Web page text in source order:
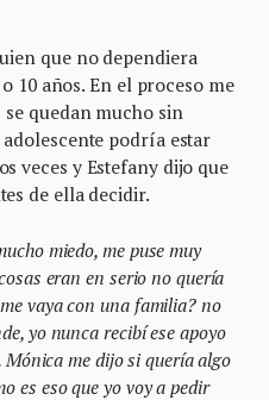
que no dependiera
10 años. En el proceso me
quedan mucho sin
adolescente podría estar
veces y Estefany dijo que
de ella decidir.
miedo, me puse muy
eran en serio no quería
vaya con una familia? no
yo nunca recibí ese apoyo
me dijo si quería algo
es eso que yo voy a pedir